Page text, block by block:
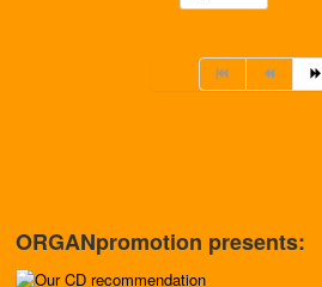
ORGANpromotion presents: